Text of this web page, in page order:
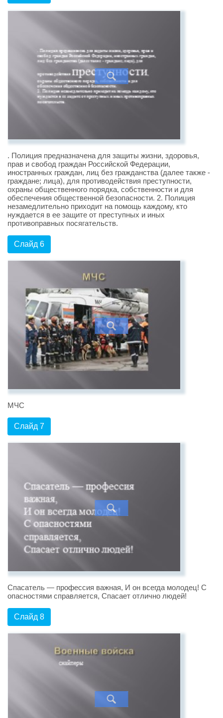
. Полиция предназначена для защиты жизни, здоровья,
прав и свобод граждан Российской Федерации,
иностранных граждан, лиц без гражданства (далее также -
граждане; лица), для противодействия преступности,
охраны общественного порядка, собственности и для
обеспечения общественной безопасности. 2. Полиция
незамедлительно приходит на помощь каждому, кто
нуждается в ее защите от преступных и иных
противоправных посягательств.
Слайд 6
МЧС
Слайд 7
Спасатель — профессия важная, И он всегда молодец! С
опасностями справляется, Спасает отлично людей!
Слайд 8